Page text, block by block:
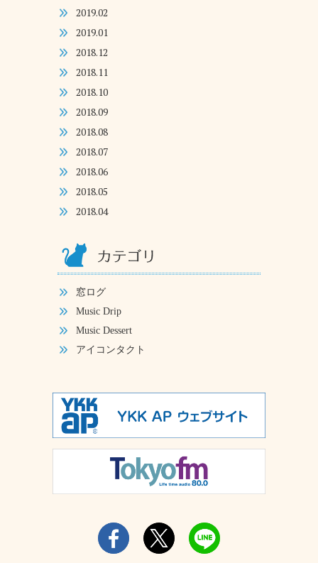
2019.02
2019.01
2018.12
2018.11
2018.10
2018.09
2018.08
2018.07
2018.06
2018.05
2018.04
窓ログ
Music Drip
Music Dessert
アイコンタクト